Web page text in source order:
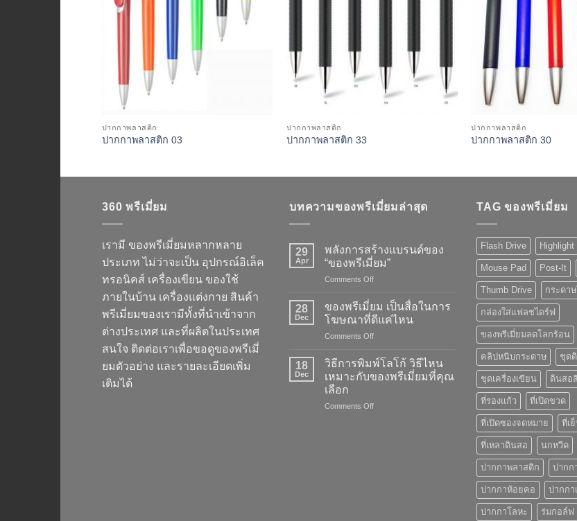
ปากกาพลาสติก
ปากกาพลาสติก 03
ปากกาพลาสติก
ปากกาพลาสติก 33
ปากกาพลาสติก
ปากกาพลาสติก 30
360 พรีเมี่ยม
เรามี ของพรีเมี่ยมหลากหลาย
ประเภท ไม่ว่าจะเป็น อุปกรณ์อิเล็ค
ทรอนิคส์ เครื่องเขียน ของใช้
ภายในบ้าน เครื่องแต่งกาย สินค้า
พรีเมี่ยมของเรามีทั้งที่นำเข้าจาก
ต่างประเทศ และที่ผลิตในประเทศ
สนใจ ติดต่อเราเพื่อขอดูของพรีเมี่
ยมตัวอย่าง และรายละเอียดเพิ่ม
เติมได้
บทความของพรีเมี่ยมล่าสุด
29
Apr
พลังการสร้างแบรนด์ของ
“ของพรีเมี่ยม”
Comments Offon
สร้าง
แบรนด์
ของ
พรี
เมี่
28
Dec
ของพรีเมี่ยม เป็นสื่อในการ
โฆษณาที่ดีแค่ไหน
Comments Offon
พรี
ยม
สื่อ
18
Dec
วิธีการพิมพ์โลโก้ วิธีไหน
เหมาะกับของพรีเมี่ยมที่คุณ
เลือก
Comments Offon
TAG ของพรีเมี่ยม
Flash Drive Highlight
Mouse Pad Post-It
Thumb Drive กระดา
กล่องใส่แฟลชไดร์ฟ
ของพรีเมี่ยมลดโลกร้อน
คลิปหนีบกระดาษ ชุด
ชุดเครื่องเขียน ดินสอ
ที่รองแก้ว ที่เปิดขวด
ที่เปิดซองจดหมาย ที่เ
ที่เหลาดินสอ นกหวีด
ปากกาพลาสติก ปากก
ปากกาห้อยคอ ปากก
ปากกาโลหะ ร่มกอล์ฟ